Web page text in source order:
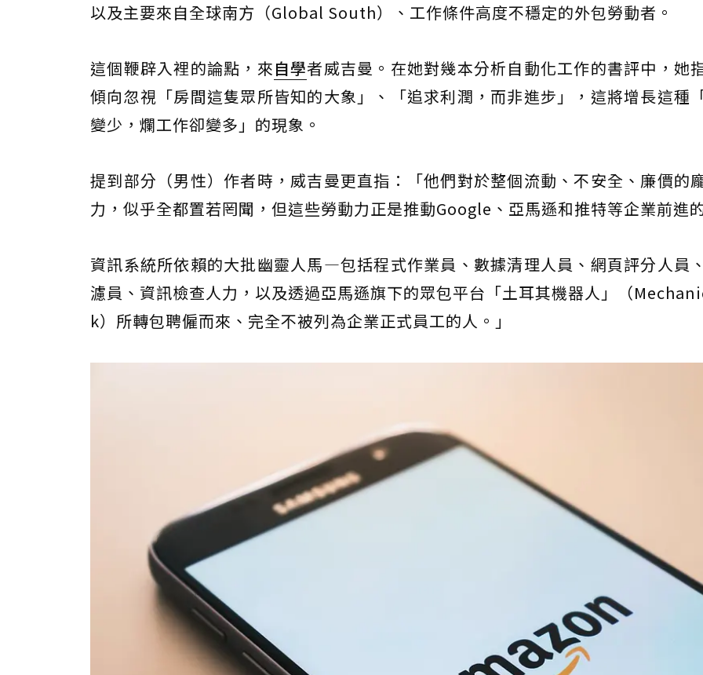
以及主要來自全球南方（Global South）、工作條件高度不穩定的外包勞動者。
這個鞭辟入裡的論點，來自學者威吉曼。在她對幾本分析自動化工作的書評中，她
傾向忽視「房間這隻眾所皆知的大象」、「追求利潤，而非進步」，這將增長這種
變少，爛工作卻變多」的現象。
提到部分（男性）作者時，威吉曼更直指：「他們對於整個流動、不安全、廉價的
力，似乎全都置若罔聞，但這些勞動力正是推動Google、亞馬遜和推特等企業前進
資訊系統所依賴的大批幽靈人馬—包括程式作業員、數據清理人員、網頁評分人員
濾員、資訊檢查人力，以及透過亞馬遜旗下的眾包平台「土耳其機器人」（
k）所轉包聘僱而來、完全不被列為企業正式員工的人。」